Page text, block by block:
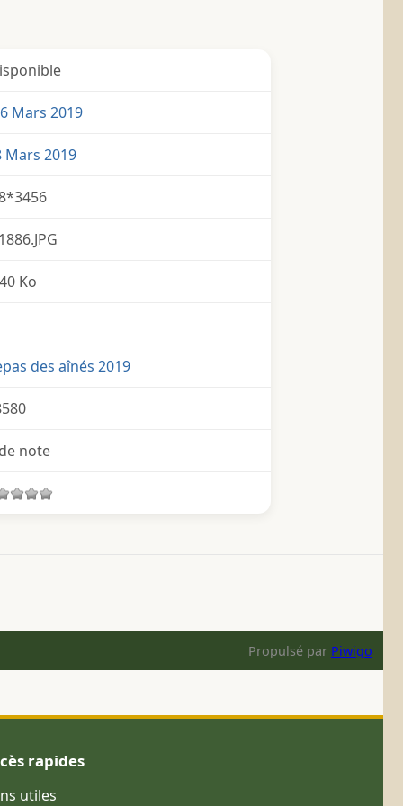
Mars 2019
Mars 2019
Ko
des aînés 2019
note
Propulsé par Piwigo
rapides
utiles